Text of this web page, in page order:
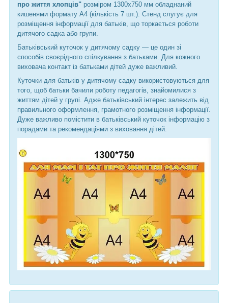
про життя хлопців" розміром 1300х750 мм обладнаний
кишенями формату А4 (кількість 7 шт.). Стенд слугує для
розміщення інформації для батьків, що торкається роботи
дитячого садка або групи.
Батьківський куточок у дитячому садку — це один зі
способів своєрідного спілкування з батьками. Для кожного
виховача контакт із батьками дітей дуже важливий.
Куточки для батьків у дитячому садку використовуються для
того, щоб батьки бачили роботу педагогів, знайомилися з
життям дітей у групі. Адже батьківський інтерес залежить від
правильного оформлення, грамотного розміщення інформації.
Дуже важливо помістити в батьківський куточок інформацію з
порадами та рекомендаціями з виховання дітей.